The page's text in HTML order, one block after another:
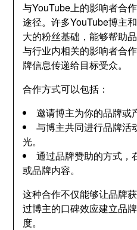
与YouTube上的影响者合
途径。许多YouTube博主
大的粉丝基础，能够帮助
与行业内相关的影响者合
牌信息传递给目标受众。
合作方式可以包括：
邀请博主为你的品牌或
与博主共同进行品牌活
光。
通过品牌赞助的方式，
或品牌内容。
这种合作不仅能够让品牌
过博主的口碑效应建立品
度。